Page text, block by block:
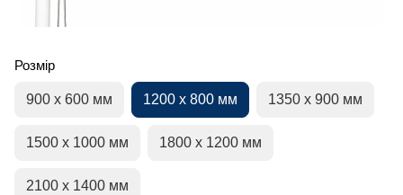
Розмір
900 х 600 мм 1200 х 800 мм 1350 х 900 мм
1500 х 1000 мм 1800 х 1200 мм
2100 х 1400 мм